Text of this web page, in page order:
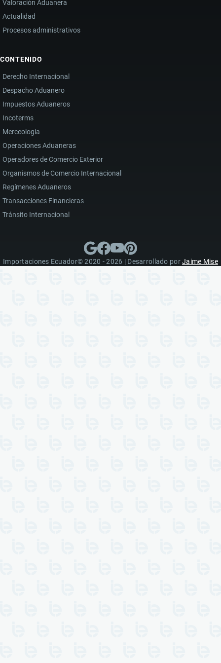
Valoración Aduanera
Actualidad
Procesos administrativos
CONTENIDO
Derecho Internacional
Despacho Aduanero
Impuestos Aduaneros
Incoterms
Merceología
Operaciones Aduaneras
Operadores de Comercio Exterior
Organismos de Comercio Internacional
Regímenes Aduaneros
Transacciones Financieras
Tránsito Internacional
Importaciones Ecuador© 2020 - 2026 | Desarrollado porJaime Mise